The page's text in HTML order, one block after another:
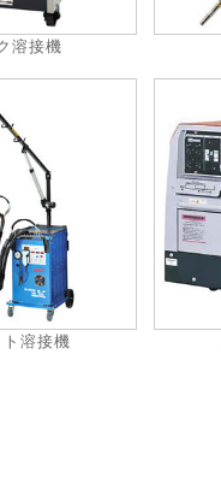
溶接機
ト溶接機